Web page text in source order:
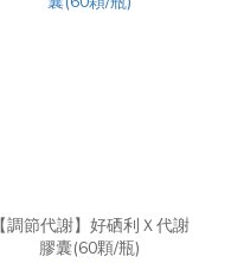
【調節代謝】好硒利Ｘ代謝
膠囊(60顆/瓶)